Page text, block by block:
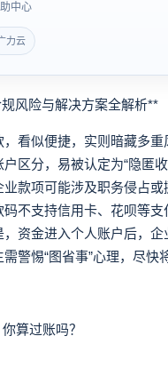
中心
力云
风险与解决方案全解析**
似便捷，实则暗藏多重
区分，易被认定为“隐匿
款项可能涉及职务侵占
不支持信用卡、花呗等
资金进入个人账户后，
警惕“图省事”心理，尽快
算过账吗？